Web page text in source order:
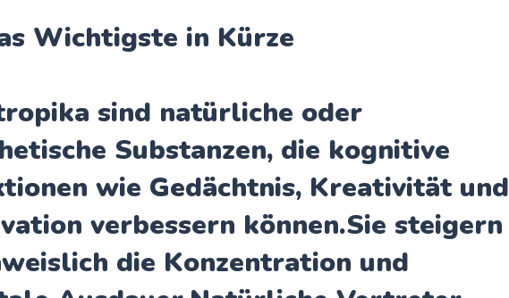
Wichtigste in Kürze
sind natürliche oder
Substanzen, die kognitive
wie Gedächtnis, Kreativität und
verbessern können.Sie steigern
die Konzentration und